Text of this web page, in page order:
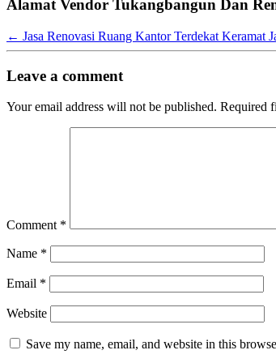
Alamat Vendor Tukangbangun Dan
← Jasa Renovasi Ruang Kantor Terdekat Keramat
Leave a comment
Your email address will not be published. Required
Comment *
Name *
Email *
Website
Save my name, email, and website in this